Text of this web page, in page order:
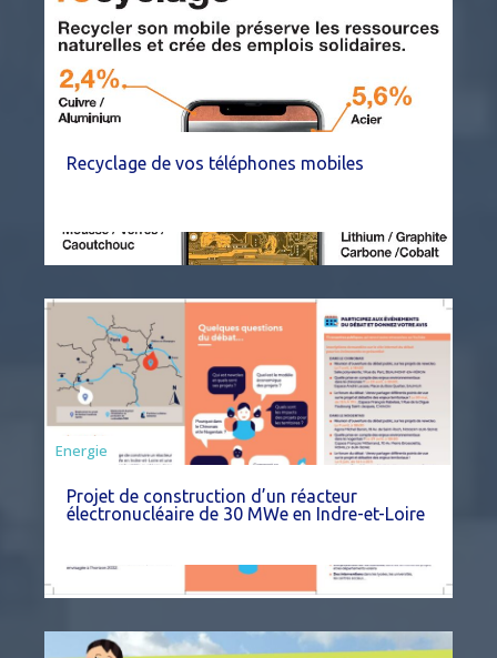
Recyclage de vos téléphones mobiles
Energie
Projet de construction d’un réacteur
électronucléaire de 30 MWe en Indre-et-Loire